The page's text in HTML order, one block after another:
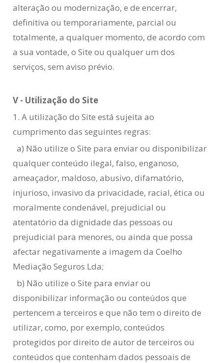
alteração ou modernização, e de encerrar,
definitiva ou temporariamente, parcial ou
totalmente, a qualquer momento, de acordo com
a sua vontade, o Site ou qualquer um dos
serviços, sem aviso prévio.
V - Utilização do Site
1. A utilização do Site está sujeita ao
cumprimento das seguintes regras:
a) Não utilize o Site para enviar ou disponibilizar
qualquer conteúdo ilegal, falso, enganoso,
ameaçador, maldoso, abusivo, difamatório,
injurioso, invasivo da privacidade, racial, ética ou
moralmente condenável, prejudicial ou
atentatório da dignidade das pessoas ou
prejudicial para menores, ou ainda que possa
afectar negativamente a imagem da Coelho
Mediação Seguros Lda;
b) Não utilize o Site para enviar ou
disponibilizar informação ou conteúdos que
pertencem a terceiros e que não tem o direito de
utilizar, como, por exemplo, conteúdos
protegidos por direito de autor de terceiros ou
conteúdos que contenham dados pessoais de